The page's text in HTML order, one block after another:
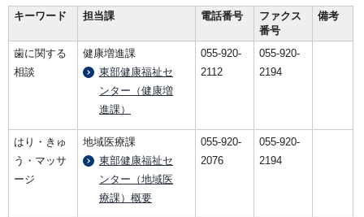
キーワード 担当課 電話番号
ファクス
番号
備考
歯に関する
相談
健康増進課
東部健康福祉セ
ンター（健康増
進課）
055-920-
2112
055-920-
2194
はり・きゅ
う・マッサ
ージ
地域医療課
東部健康福祉セ
ンター（地域医
療課）概要
055-920-
2076
055-920-
2194